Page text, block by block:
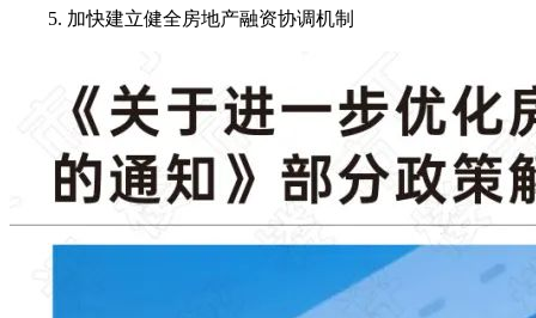
5. 加快建立健全房地产融资协调机制